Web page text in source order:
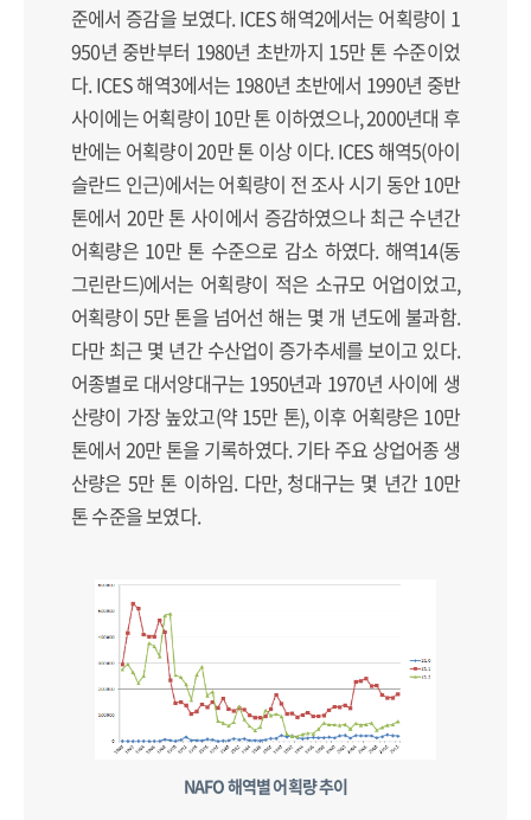
준에서 증감을 보였다. ICES 해역2에서는 어획량이 1
950년 중반부터 1980년 초반까지 15만 톤 수준이었
다. ICES 해역3에서는 1980년 초반에서 1990년 중반
사이에는 어획량이 10만 톤 이하였으나, 2000년대 후
반에는 어획량이 20만 톤 이상 이다. ICES 해역5(아이
슬란드 인근)에서는 어획량이 전 조사 시기 동안 10만
톤에서 20만 톤 사이에서 증감하였으나 최근 수년간
어획량은 10만 톤 수준으로 감소 하였다. 해역14(동
그린란드)에서는 어획량이 적은 소규모 어업이었고,
어획량이 5만 톤을 넘어선 해는 몇 개 년도에 불과함.
다만 최근 몇 년간 수산업이 증가추세를 보이고 있다.
어종별로 대서양대구는 1950년과 1970년 사이에 생
산량이 가장 높았고(약 15만 톤), 이후 어획량은 10만
톤에서 20만 톤을 기록하였다. 기타 주요 상업어종 생
산량은 5만 톤 이하임. 다만, 청대구는 몇 년간 10만
톤 수준을 보였다.
NAFO 해역별 어획량 추이